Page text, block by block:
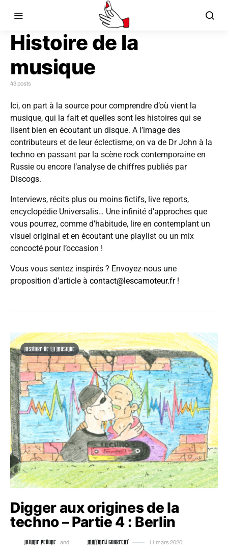
Histoire de la
musique
43 posts
Ici, on part à la source pour comprendre d’où vient la
musique, qui la fait et quelles sont les histoires qui se
lisent bien en écoutant un disque. A l’image des
contributeurs et de leur éclectisme, on va de Dr John à la
techno en passant par la scène rock contemporaine en
Russie ou encore l’analyse de chiffres publiés par
Discogs.
Interviews, récits plus ou moins fictifs, live reports,
encyclopédie Universalis… Une infinité d’approches que
vous pourrez, comme d’habitude, lire en contemplant un
visuel original et en écoutant une playlist ou un mix
concocté pour l’occasion !
Vous vous sentez inspirés ? Envoyez-nous une
proposition d’article à contact@lescamoteur.fr!
HISTOIRE DE LA MUSIQUE
Digger aux origines de la
techno – Partie 4 : Berlin
ALBANE PEDONE and MATTHIEU GOBRECHT 11 mars 2020